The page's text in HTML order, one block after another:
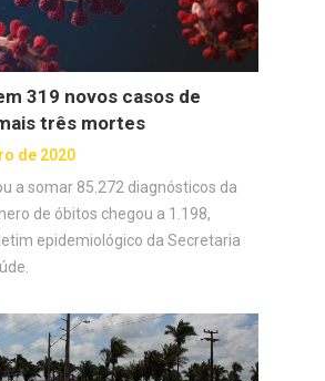
319 novos casos de
três mortes
de 2020
a somar 85.272 diagnósticos da
de óbitos chegou a 1.198,
epidemiológico da Secretaria